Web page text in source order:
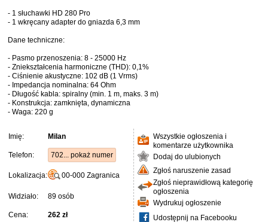
- 1 słuchawki HD 280 Pro
- 1 wkręcany adapter do gniazda 6,3 mm
Dane techniczne:
- Pasmo przenoszenia: 8 - 25000 Hz
- Zniekształcenia harmoniczne (THD): 0,1%
- Ciśnienie akustyczne: 102 dB (1 Vrms)
- Impedancja nominalna: 64 Ohm
- Długość kabla: spiralny (min. 1 m, maks. 3 m)
- Konstrukcja: zamknięta, dynamiczna
- Waga: 220 g
Imię: Milan
Telefon: 702... pokaż numer
Lokalizacja: 00-000 Zagranica
Widziało: 89 osób
Cena: 262 zł
Wszystkie ogłoszenia i
komentarze użytkownika
Dodaj do ulubionych
Zgłoś naruszenie zasad
Zgłoś nieprawidłową kategorię
ogłoszenia
Wydrukuj ogłoszenie
Udostępnij na Facebooku